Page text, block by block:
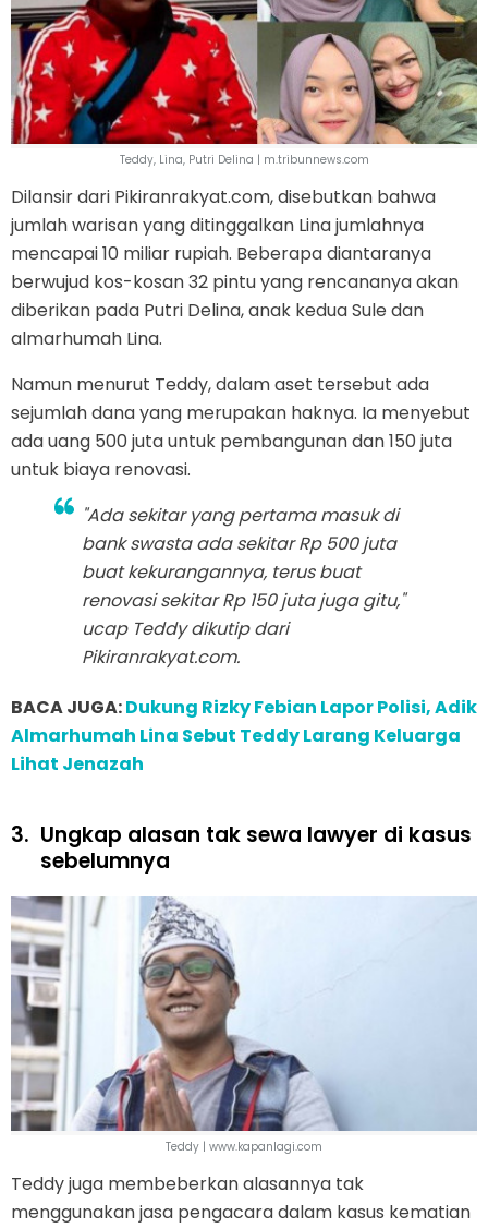
Teddy, Lina, Putri Delina | m.tribunnews.com
Dilansir dari Pikiranrakyat.com, disebutkan bahwa
jumlah warisan yang ditinggalkan Lina jumlahnya
mencapai 10 miliar rupiah. Beberapa diantaranya
berwujud kos-kosan 32 pintu yang rencananya akan
diberikan pada Putri Delina, anak kedua Sule dan
almarhumah Lina.
Namun menurut Teddy, dalam aset tersebut ada
sejumlah dana yang merupakan haknya. Ia menyebut
ada uang 500 juta untuk pembangunan dan 150 juta
untuk biaya renovasi.
"Ada sekitar yang pertama masuk di
bank swasta ada sekitar Rp 500 juta
buat kekurangannya, terus buat
renovasi sekitar Rp 150 juta juga gitu,"
ucap Teddy dikutip dari
Pikiranrakyat.com.
BACA JUGA:Dukung Rizky Febian Lapor Polisi, Adik
Almarhumah Lina Sebut Teddy Larang Keluarga
Lihat Jenazah
3. Ungkap alasan tak sewa lawyer di kasus
sebelumnya
Teddy | www.kapanlagi.com
Teddy juga membeberkan alasannya tak
menggunakan jasa pengacara dalam kasus kematian